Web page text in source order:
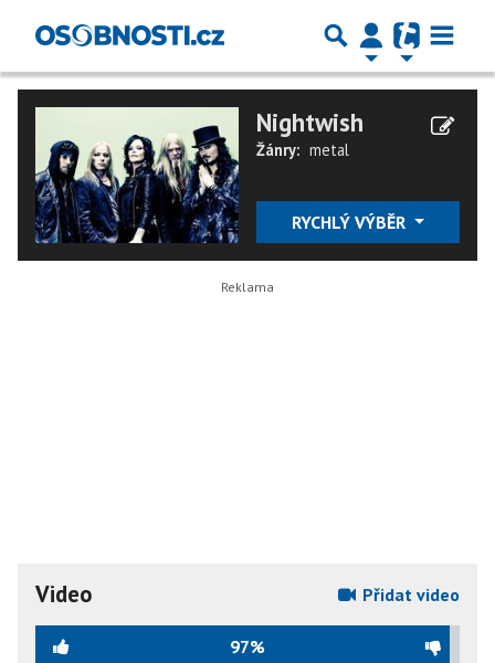
Nightwish
Žánry: metal
RYCHLÝ VÝBĚR
Video Přidat video
97%